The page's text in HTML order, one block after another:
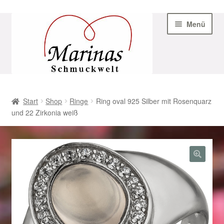
Navigation
Menü
AGB
Beispiel-Seite
Datenschutz
Geschenke zu Ostern 2023
Geschenke zu Ostern 2024
Start Shop Ringe
Ring oval 925 Silber mit Rosenquarz
und 22 Zirkonia weiß